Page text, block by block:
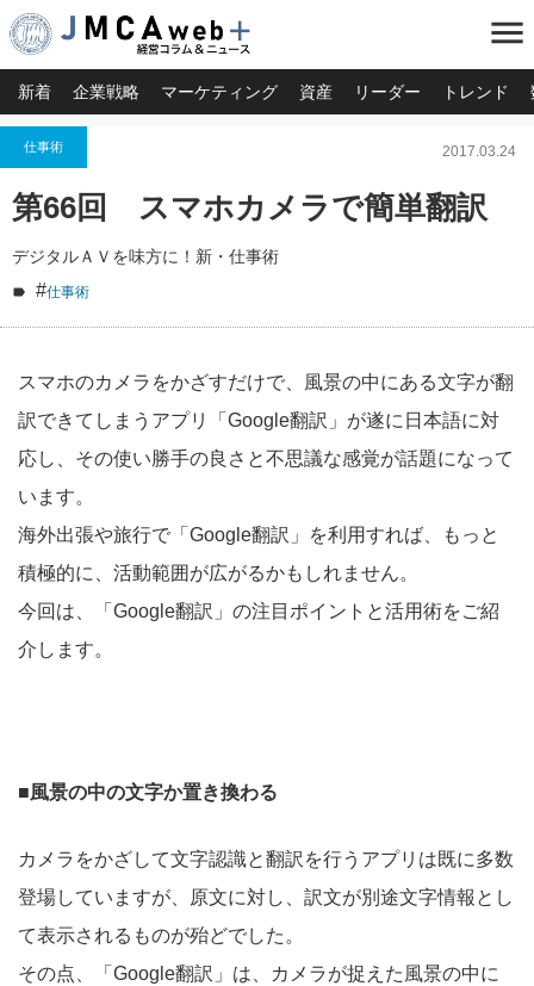
menu
新着 企業戦略 マーケティング 資産 リーダー トレンド
仕事術 2017.03.24
第66回 スマホカメラで簡単翻訳
デジタルＡＶを味方に！新・仕事術
#仕事術
スマホのカメラをかざすだけで、風景の中にある文字が翻
訳できてしまうアプリ「Google翻訳」が遂に日本語に対
応し、その使い勝手の良さと不思議な感覚が話題になって
います。
海外出張や旅行で「Google翻訳」を利用すれば、もっと
積極的に、活動範囲が広がるかもしれません。
今回は、「Google翻訳」の注目ポイントと活用術をご紹
介します。
■風景の中の文字か置き換わる
カメラをかざして文字認識と翻訳を行うアプリは既に多数
登場していますが、原文に対し、訳文が別途文字情報とし
て表示されるものが殆どでした。
その点、「Google翻訳」は、カメラが捉えた風景の中に